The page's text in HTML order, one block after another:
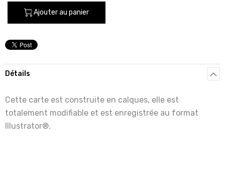
Ajouter au panier
Détails
Cette carte est construite en calques, elle est
totalement modifiable et est enregistrée au format
Illustrator®.